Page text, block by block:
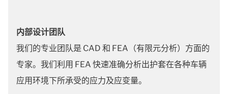
内部设计团队
我们的专业团队是 CAD 和 FEA（有限元分析）方面的
专家。我们利用 FEA 快速准确分析出护套在各种车辆
应用环境下所承受的应力及应变量。